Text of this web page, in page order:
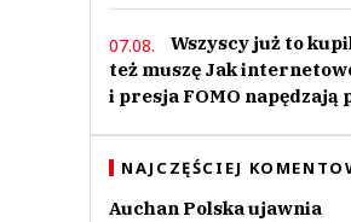
07.08.
Wszyscy już to
też muszę Jak
i presja FOMO napędzają
NAJCZĘŚCIEJ
Auchan Polska ujawnia